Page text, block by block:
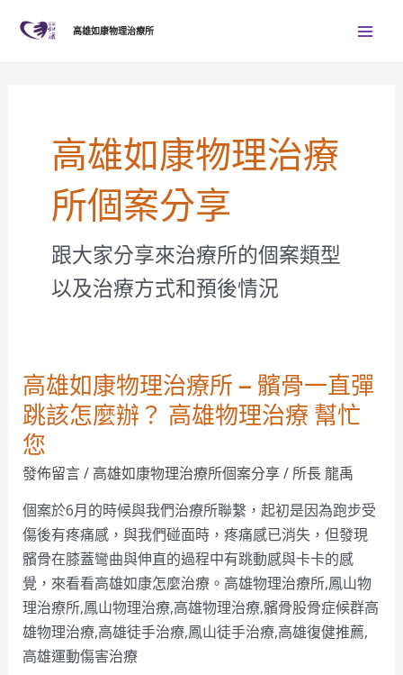
高雄如康物理治療所
高雄如康物理治療
所個案分享
跟大家分享來治療所的個案類型
以及治療方式和預後情況
高雄如康物理治療所 – 髕骨一直彈
跳該怎麼辦？ 高雄物理治療 幫忙
您
發佈留言/ 高雄如康物理治療所個案分享/ 所長 龍禹
個案於6月的時候與我們治療所聯繫，起初是因為跑步受
傷後有疼痛感，與我們碰面時，疼痛感已消失，但發現
髕骨在膝蓋彎曲與伸直的過程中有跳動感與卡卡的感
覺，來看看高雄如康怎麼治療。高雄物理治療所,鳳山物
理治療所,鳳山物理治療,高雄物理治療,髕骨股骨症候群高
雄物理治療,高雄徒手治療,鳳山徒手治療,高雄復健推薦,
高雄運動傷害治療
高
雄
如
康
物
理
治
療
所
–
髕
骨